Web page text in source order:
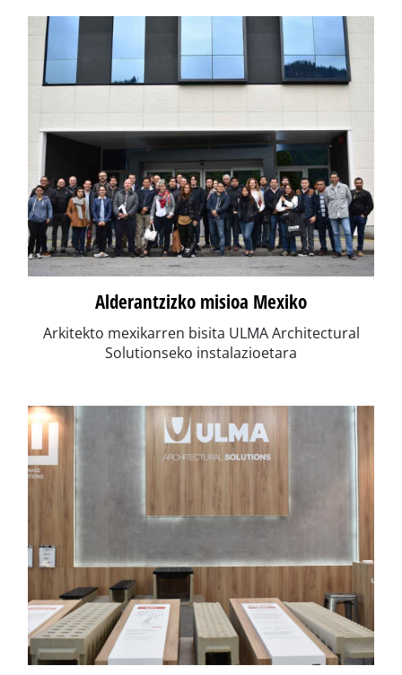
Alderantzizko misioa Mexiko
Arkitekto mexikarren bisita ULMA Architectural
Solutionseko instalazioetara